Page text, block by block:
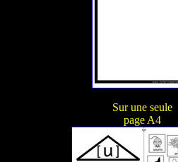
Sur une seule
page A4